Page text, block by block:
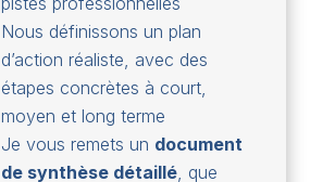
Nous définissons un plan
d’action réaliste, avec des
étapes concrètes à court,
moyen et long terme
Je vous remets un document
de synthèse détaillé, que